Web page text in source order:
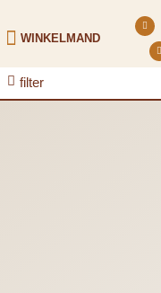
WINKELMAND
filter